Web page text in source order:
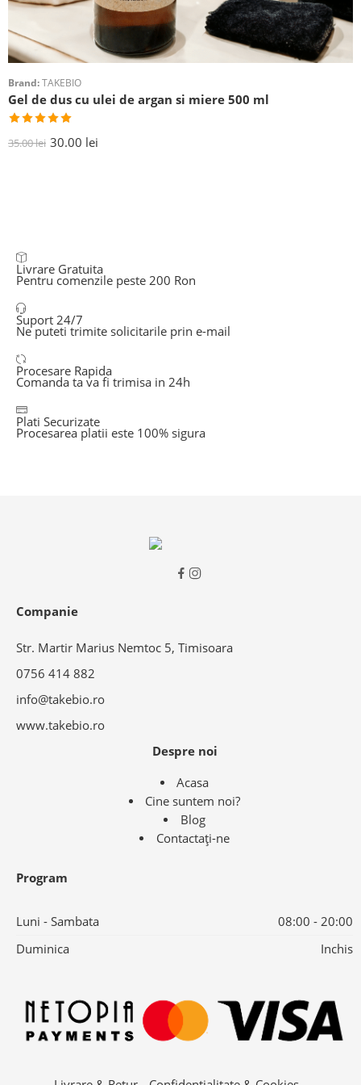
Brand: TAKEBIO
Gel de dus cu ulei de argan si miere 500 ml
Evaluat la
35.00lei 30.00 lei
Livrare Gratuita
Pentru comenzile peste 200 Ron
Suport 24/7
Ne puteti trimite solicitarile prin e-mail
Procesare Rapida
Comanda ta va fi trimisa in 24h
Plati Securizate
Procesarea platii este 100% sigura
Companie
Str. Martir Marius Nemtoc 5, Timisoara
0756 414 882
info@takebio.ro
www.takebio.ro
Despre noi
Acasa
Cine suntem noi?
Blog
Contactaţi-ne
Program
Luni - Sambata
08:00 - 20:00
Duminica
Inchis